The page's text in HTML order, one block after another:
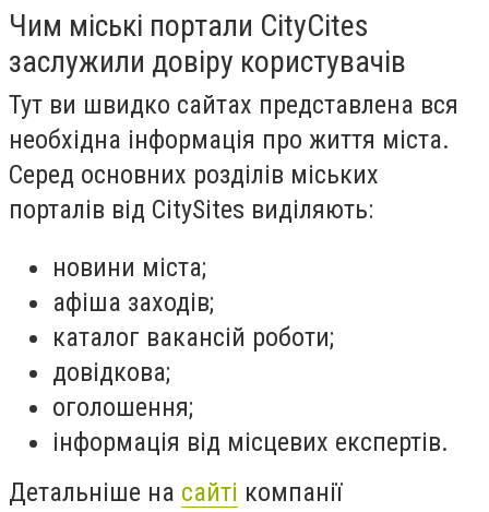
Чим міські портали CityCites
заслужили довіру користувачів
Тут ви швидко сайтах представлена ​​вся
необхідна інформація про життя міста.
Серед основних розділів міських
порталів від CitySites виділяють:
новини міста;
афіша заходів;
каталог вакансій роботи;
довідкова;
оголошення;
інформація від місцевих експертів.
Детальніше на сайті компанії